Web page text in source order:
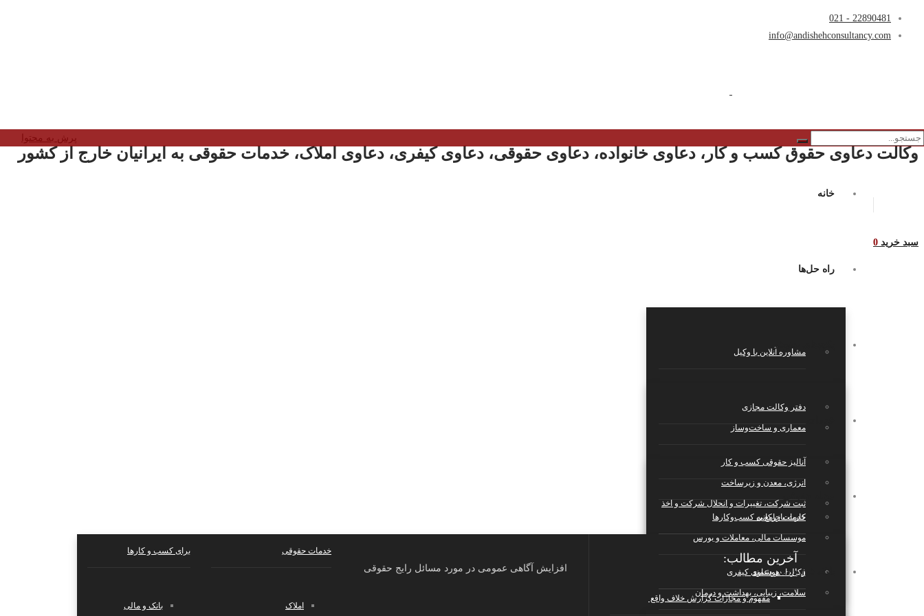
22890481 - 021
info@andishehconsultancy.com
وکالت دعاوی حقوق کسب و کار، دعاوی خانواده، دعاوی حقوقی، دعاوی کیفری، دعاوی املاک، خدمات حقوقی به ایرانیان خارج از کشور
سبد خرید 0
پرش به محتوا
خانه
راه حل‌ها
مشاوره آنلاین با وکیل
دفتر وکالت مجازی
آنالیز حقوقی کسب و کار
خدمات جامع به کسب‌وکارها
قرارداد هوشمند
پکیج‌های حقوقی
معماری و ساخت‌وساز
انرژی، معدن و زیرساخت
موسسات مالی، معاملات و بورس
سلامت، زیبایی، بهداشت و درمان
ثبت شرکت، تغییرات و انحلال شرکت و اخذ
کارت بازرکانی
وکالت در دعاوی کیفری
برای کسب و کارها
بانک و مالی
خدمات حقوقی
املاک
افزایش آگاهی عمومی در مورد مسائل رایج حقوقی
آخرین مطالب:
مفهوم و مجازات گزارش خلاف واقع
بانک قراردادها